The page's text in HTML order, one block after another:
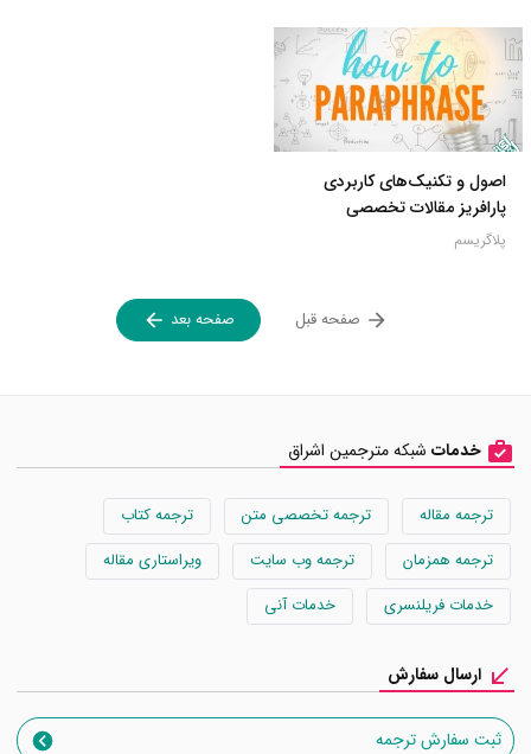
اصول و تکنیک‌های کاربردی
پارافریز مقالات تخصصی
پلاگریسم
صفحه قبل صفحه بعد
خدمات شبکه مترجمین اشراق
ترجمه مقاله ترجمه تخصصی متن
ترجمه کتاب
ترجمه همزمان
ترجمه وب سایت
ویراستاری مقاله
خدمات فریلنسری
خدمات آنی
ارسال سفارش
ثبت سفارش ترجمه